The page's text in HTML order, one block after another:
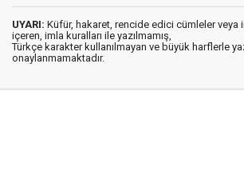
UYARI: Küfür, hakaret, rencide edici cümleler veya
içeren, imla kuralları ile yazılmamış,
Türkçe karakter kullanılmayan ve büyük harflerle
onaylanmamaktadır.